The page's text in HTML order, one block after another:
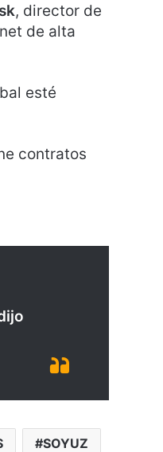
, director de
de alta
esté
contratos
SOYUZ